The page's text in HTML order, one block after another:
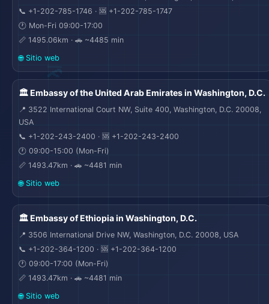
📞 +1-202-785-1746 · 🆘 +1-202-785-1747
🕐 Mon-Fri 09:00-17:00
📏 1495.06km · 🚗 ~4485 min
🌐 Sitio web
🏛️ Embassy of the United Arab Emirates in Washington, D.C.
📍 3522 International Court NW, Suite 400, Washington, D.C. 20008,
USA
📞 +1-202-243-2400 · 🆘 +1-202-243-2400
🕐 09:00-15:00 (Mon-Fri)
📏 1493.47km · 🚗 ~4481 min
🌐 Sitio web
🏛️ Embassy of Ethiopia in Washington, D.C.
📍 3506 International Drive NW, Washington, D.C. 20008, USA
📞 +1-202-364-1200 · 🆘 +1-202-364-1200
🕐 09:00-17:00 (Mon-Fri)
📏 1493.47km · 🚗 ~4481 min
🌐 Sitio web